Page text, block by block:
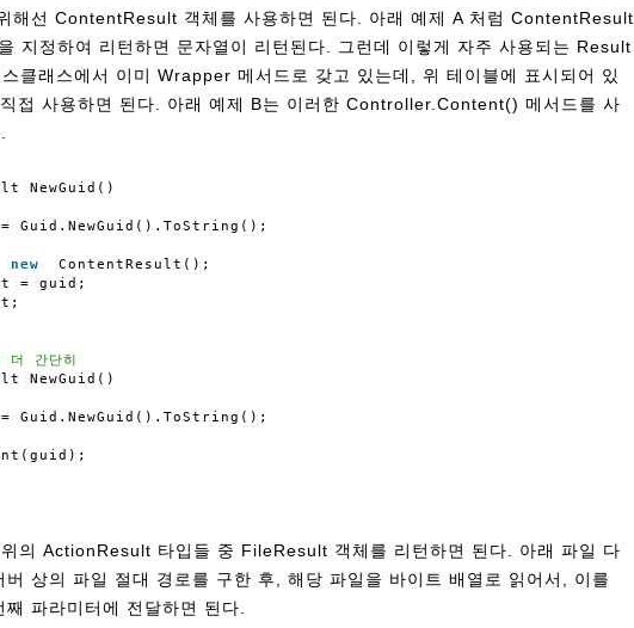
해선 ContentResult 객체를 사용하면 된다. 아래 예제 A 처럼 ContentResult
지정하여 리턴하면 문자열이 리턴된다. 그런데 이렇게 자주 사용되는 Result
클래스에서 이미 Wrapper 메서드로 갖고 있는데, 위 테이블에 표시되어 있
접 사용하면 된다. 아래 예제 B는 이러한 Controller.Content() 메서드를 사
NewGuid()
Guid.NewGuid().ToString();
new
ContentResult();
= guid;
간단히
NewGuid()
Guid.NewGuid().ToString();
의 ActionResult 타입들 중 FileResult 객체를 리턴하면 된다. 아래 파일 다
상의 파일 절대 경로를 구한 후, 해당 파일을 바이트 배열로 읽어서, 이를
파라미터에 전달하면 된다.